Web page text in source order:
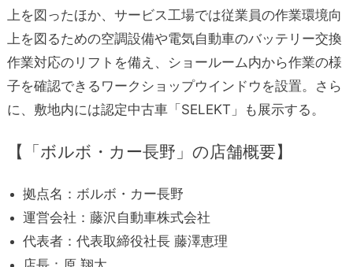
上を図ったほか、サービス工場では従業員の作業環境向
上を図るための空調設備や電気自動車のバッテリー交換
作業対応のリフトを備え、ショールーム内から作業の様
子を確認できるワークショップウインドウを設置。さら
に、敷地内には認定中古車「SELEKT」も展示する。
【「ボルボ・カー長野」の店舗概要】
拠点名：ボルボ・カー長野
運営会社：藤沢自動車株式会社
代表者：代表取締役社長 藤澤恵理